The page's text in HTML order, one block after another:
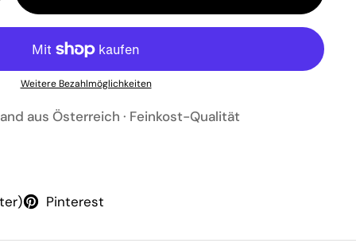
Weitere Bezahlmöglichkeiten
aus Österreich · Feinkost-Qualität
Pinterest